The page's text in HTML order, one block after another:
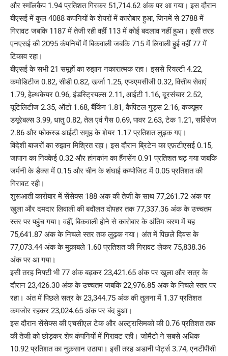
और स्मॉलकैप 1.94 प्रतिशत गिरकर 51,714.62 अंक पर आ गया। इस दौरान
बीएसई में कुल 4088 कंपनियों के शेयरों में कारोबार हुआ, जिनमें से 2788 में
गिरावट जबकि 1187 में तेजी रही वहीं 113 में कोई बदलाव नहीं हुआ। इसी तरह
एनएसई की 2095 कंपनियों में बिकवाली जबकि 715 में लिवाली हुई वहीं 77 में
टिकाव रहा।
बीएसई के सभी 21 समूहों का रुझान नकारात्मक रहा। इससे रियल्टी 4.22,
कमोडिटीज 0.82, सीडी 0.82, ऊर्जा 1.25, एफएमसीजी 0.32, वित्तीय सेवाएं
1.79, हेल्थकेयर 0.96, इंडस्ट्रियल्स 2.11, आईटी 1.16, दूरसंचार 2.52,
यूटिलिटीज 2.35, ऑटो 1.68, बैंकिंग 1.81, कैपिटल गुड्स 2.16, कंज्यूमर
डयूरेबल्स 3.99, धातु 0.82, तेल एवं गैस 0.69, पावर 2.63, टेक 1.21, सर्विसेज
2.86 और फोकस्ड आईटी समूह के शेयर 1.17 प्रतिशत लुढ़क गए।
विदेशी बाजरों का रुझान मिश्रित रहा। इस दौरान ब्रिटेन का एफ़टीएसई 0.15,
जापान का निक्केई 0.32 और हांगकांग का हैंगसेंग 0.91 प्रतिशत चढ़ गया जबकि
जर्मनी के डैक्स में 0.15 और चीन के शंघाई कम्पोजिट में 0.05 प्रतिशत की
गिरावट रही।
शुरूआती कारोबार में सेंसेक्स 188 अंक की तेजी के साथ 77,261.72 अंक पर
खुला और दमदार लिवाली की बदौलत दोपहर तक 77,337.36 अंक के उच्चतम
स्तर पर पहुंच गया। वहीं, बिकवाली होने से कारोबार के अंतिम चरण में यह
75,641.87 अंक के निचले स्तर तक लुढ़क गया। अंत में पिछले दिवस के
77,073.44 अंक के मुक़ाबले 1.60 प्रतिशत की गिरावट लेकर 75,838.36
अंक पर आ गया।
इसी तरह निफ्टी भी 77 अंक बढ़कर 23,421.65 अंक पर खुला और सत्र के
दौरान 23,426.30 अंक के उच्चतम जबकि 22,976.85 अंक के निचले स्तर पर
रहा। अंत में पिछले सत्र के 23,344.75 अंक की तुलना में 1.37 प्रतिशत
कमजोर रहकर 23,024.65 अंक पर बंद हुआ।
इस दौरान सेंसेक्स की एचसीएल टेक और अल्ट्रासिमको की 0.76 प्रतिशत तक
की तेजी को छोड़कर शेष कंपनियों में गिरावट रही। जोमैटो ने सबसे अधिक
10.92 प्रतिशत का नुक़सान उठाया। इसी तरह अडानी पोर्ट्स 3.74, एनटीपीसी